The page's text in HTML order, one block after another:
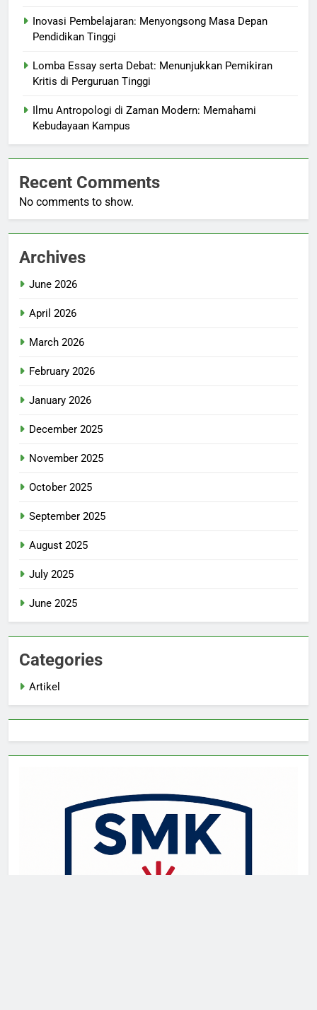
Inovasi Pembelajaran: Menyongsong Masa Depan
Pendidikan Tinggi
Lomba Essay serta Debat: Menunjukkan Pemikiran
Kritis di Perguruan Tinggi
Ilmu Antropologi di Zaman Modern: Memahami
Kebudayaan Kampus
Recent Comments
No comments to show.
Archives
June 2026
April 2026
March 2026
February 2026
January 2026
December 2025
November 2025
October 2025
September 2025
August 2025
July 2025
June 2025
Categories
Artikel